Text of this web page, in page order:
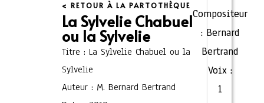
< RETOUR À LA PARTOTHÈQUE
La Sylvelie Chabuel
ou la Sylvelie
Titre : La Sylvelie Chabuel ou la
Sylvelie
Auteur : M. Bernard Bertrand
Compositeur
: Bernard
Bertrand
Voix :
1